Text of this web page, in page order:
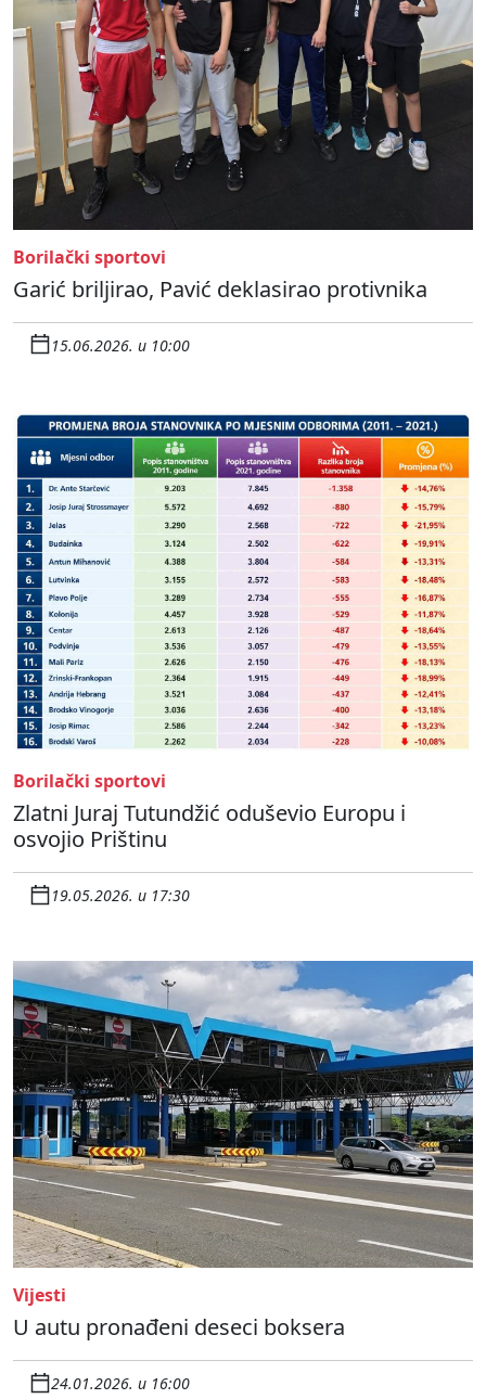
Borilački sportovi
Garić briljirao, Pavić deklasirao protivnika
15.06.2026. u 10:00
Borilački sportovi
Zlatni Juraj Tutundžić oduševio Europu i
osvojio Prištinu
19.05.2026. u 17:30
Vijesti
U autu pronađeni deseci boksera
24.01.2026. u 16:00